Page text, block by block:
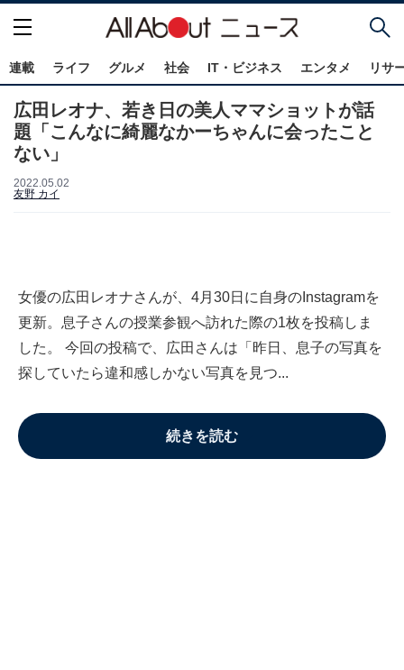
連載 ライフ グルメ 社会 IT・ビジネス エンタメ リサ
広田レオナ、若き日の美人ママショットが話
題「こんなに綺麗なかーちゃんに会ったこと
ない」
2022.05.02
友野 カイ
女優の広田レオナさんが、4月30日に自身のInstagramを
更新。息子さんの授業参観へ訪れた際の1枚を投稿しま
した。 今回の投稿で、広田さんは「昨日、息子の写真を
探していたら違和感しかない写真を見つ...
続きを読む